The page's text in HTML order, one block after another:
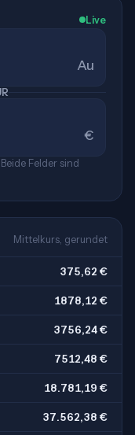
Live
Au
€
Felder sind
Mittelkurs, gerundet
375,62 €
1878,12 €
3756,24 €
7512,48 €
18.781,19 €
37.562,38 €